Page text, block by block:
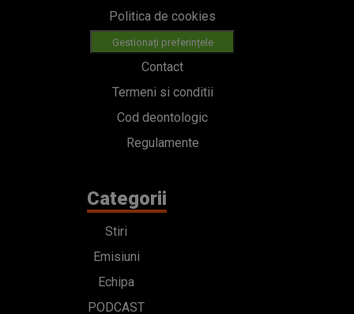
Politica de cookies
Gestionați preferințele
Contact
Termeni si conditii
Cod deontologic
Regulamente
Categorii
Stiri
Emisiuni
Echipa
PODCAST